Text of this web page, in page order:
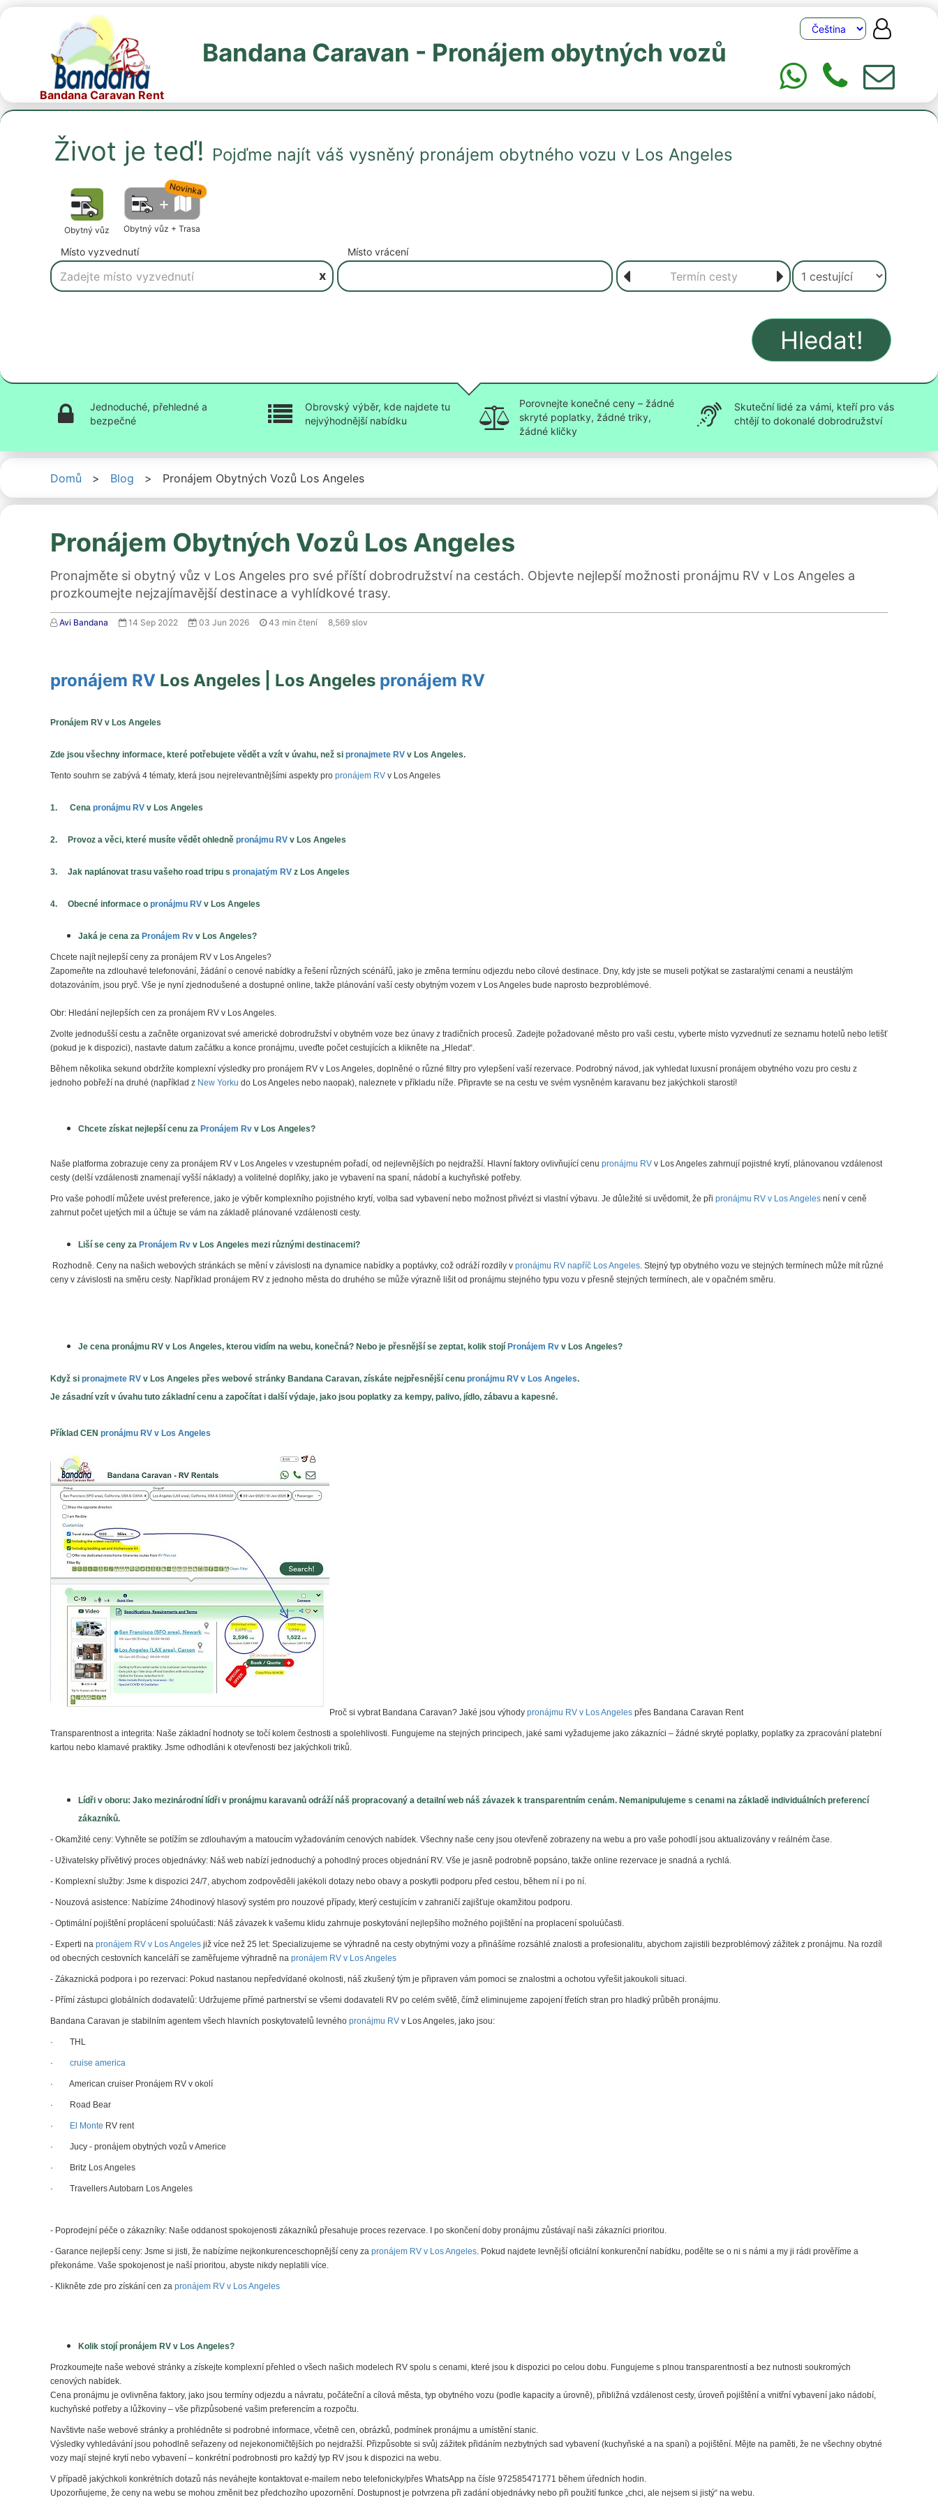
Bandana Caravan Rent
Bandana Caravan - Pronájem obytných vozů
Život je teď! Pojďme najít váš vysněný pronájem obytného vozu v Los Angeles
Obytný vůz
+
Novinka
Obytný vůz + Trasa
Místo vyzvednutí
x
Místo vrácení
Hledat!
Jednoduché, přehledné a
bezpečné
Obrovský výběr, kde najdete tu
nejvýhodnější nabídku
Porovnejte konečné ceny – žádné
skryté poplatky, žádné triky,
žádné kličky
Skuteční lidé za vámi, kteří pro vás
chtějí to dokonalé dobrodružství
Domů > Blog > Pronájem Obytných Vozů Los Angeles
Pronájem Obytných Vozů Los Angeles
Pronajměte si obytný vůz v Los Angeles pro své příští dobrodružství na cestách. Objevte nejlepší možnosti pronájmu RV v Los Angeles a
prozkoumejte nejzajímavější destinace a vyhlídkové trasy.
Avi Bandana 14 Sep 2022 03 Jun 2026 43 min čtení 8,569 slov
pronájem RV Los Angeles | Los Angeles pronájem RV
Pronájem RV v Los Angeles
Zde jsou všechny informace, které potřebujete vědět a vzít v úvahu, než si pronajmete RV v Los Angeles.
Tento souhrn se zabývá 4 tématy, která jsou nejrelevantnějšími aspekty pro pronájem RV v Los Angeles
1. Cena pronájmu RV v Los Angeles
2. Provoz a věci, které musíte vědět ohledně pronájmu RV v Los Angeles
3. Jak naplánovat trasu vašeho road tripu s pronajatým RV z Los Angeles
4. Obecné informace o pronájmu RV v Los Angeles
Jaká je cena za Pronájem Rv v Los Angeles?
Chcete najít nejlepší ceny za pronájem RV v Los Angeles?
Zapomeňte na zdlouhavé telefonování, žádání o cenové nabídky a řešení různých scénářů, jako je změna termínu odjezdu nebo cílové destinace. Dny, kdy jste se museli potýkat se zastaralými cenami a neustálým
dotazováním, jsou pryč. Vše je nyní zjednodušené a dostupné online, takže plánování vaší cesty obytným vozem v Los Angeles bude naprosto bezproblémové.
Obr: Hledání nejlepších cen za pronájem RV v Los Angeles.
Zvolte jednodušší cestu a začněte organizovat své americké dobrodružství v obytném voze bez únavy z tradičních procesů. Zadejte požadované město pro vaši cestu, vyberte místo vyzvednutí ze seznamu hotelů nebo letišť
(pokud je k dispozici), nastavte datum začátku a konce pronájmu, uveďte počet cestujících a klikněte na „Hledat“.
Během několika sekund obdržíte komplexní výsledky pro pronájem RV v Los Angeles, doplněné o různé filtry pro vylepšení vaší rezervace. Podrobný návod, jak vyhledat luxusní pronájem obytného vozu pro cestu z
jednoho pobřeží na druhé (například z New Yorku do Los Angeles nebo naopak), naleznete v příkladu níže. Připravte se na cestu ve svém vysněném karavanu bez jakýchkoli starostí!
Chcete získat nejlepší cenu za Pronájem Rv v Los Angeles?
Naše platforma zobrazuje ceny za pronájem RV v Los Angeles v vzestupném pořadí, od nejlevnějších po nejdražší. Hlavní faktory ovlivňující cenu pronájmu RV v Los Angeles zahrnují pojistné krytí, plánovanou vzdálenost
cesty (delší vzdálenosti znamenají vyšší náklady) a volitelné doplňky, jako je vybavení na spaní, nádobí a kuchyňské potřeby.
Pro vaše pohodlí můžete uvést preference, jako je výběr komplexního pojistného krytí, volba sad vybavení nebo možnost přivézt si vlastní výbavu. Je důležité si uvědomit, že při pronájmu RV v Los Angeles není v ceně
zahrnut počet ujetých mil a účtuje se vám na základě plánované vzdálenosti cesty.
Liší se ceny za Pronájem Rv v Los Angeles mezi různými destinacemi?
Rozhodně. Ceny na našich webových stránkách se mění v závislosti na dynamice nabídky a poptávky, což odráží rozdíly v pronájmu RV napříč Los Angeles. Stejný typ obytného vozu ve stejných termínech může mít různé
ceny v závislosti na směru cesty. Například pronájem RV z jednoho města do druhého se může výrazně lišit od pronájmu stejného typu vozu v přesně stejných termínech, ale v opačném směru.
Je cena pronájmu RV v Los Angeles, kterou vidím na webu, konečná? Nebo je přesnější se zeptat, kolik stojí Pronájem Rv v Los Angeles?
Když si pronajmete RV v Los Angeles přes webové stránky Bandana Caravan, získáte nejpřesnější cenu pronájmu RV v Los Angeles.
Je zásadní vzít v úvahu tuto základní cenu a započítat i další výdaje, jako jsou poplatky za kempy, palivo, jídlo, zábavu a kapesné.
Příklad CEN pronájmu RV v Los Angeles
Proč si vybrat Bandana Caravan? Jaké jsou výhody pronájmu RV v Los Angeles přes Bandana Caravan Rent
Transparentnost a integrita: Naše základní hodnoty se točí kolem čestnosti a spolehlivosti. Fungujeme na stejných principech, jaké sami vyžadujeme jako zákazníci – žádné skryté poplatky, poplatky za zpracování platební
kartou nebo klamavé praktiky. Jsme odhodláni k otevřenosti bez jakýchkoli triků.
Lídři v oboru: Jako mezinárodní lídři v pronájmu karavanů odráží náš propracovaný a detailní web náš závazek k transparentním cenám. Nemanipulujeme s cenami na základě individuálních preferencí
zákazníků.
- Okamžité ceny: Vyhněte se potížím se zdlouhavým a matoucím vyžadováním cenových nabídek. Všechny naše ceny jsou otevřeně zobrazeny na webu a pro vaše pohodlí jsou aktualizovány v reálném čase.
- Uživatelsky přívětivý proces objednávky: Náš web nabízí jednoduchý a pohodlný proces objednání RV. Vše je jasně podrobně popsáno, takže online rezervace je snadná a rychlá.
- Komplexní služby: Jsme k dispozici 24/7, abychom zodpověděli jakékoli dotazy nebo obavy a poskytli podporu před cestou, během ní i po ní.
- Nouzová asistence: Nabízíme 24hodinový hlasový systém pro nouzové případy, který cestujícím v zahraničí zajišťuje okamžitou podporu.
- Optimální pojištění proplácení spoluúčasti: Náš závazek k vašemu klidu zahrnuje poskytování nejlepšího možného pojištění na proplacení spoluúčasti.
- Experti na pronájem RV v Los Angeles již více než 25 let: Specializujeme se výhradně na cesty obytnými vozy a přinášíme rozsáhlé znalosti a profesionalitu, abychom zajistili bezproblémový zážitek z pronájmu. Na rozdíl
od obecných cestovních kanceláří se zaměřujeme výhradně na pronájem RV v Los Angeles
- Zákaznická podpora i po rezervaci: Pokud nastanou nepředvídané okolnosti, náš zkušený tým je připraven vám pomoci se znalostmi a ochotou vyřešit jakoukoli situaci.
- Přímí zástupci globálních dodavatelů: Udržujeme přímé partnerství se všemi dodavateli RV po celém světě, čímž eliminujeme zapojení třetích stran pro hladký průběh pronájmu.
Bandana Caravan je stabilním agentem všech hlavních poskytovatelů levného pronájmu RV v Los Angeles, jako jsou:
· THL
· cruise america
· American cruiser Pronájem RV v okolí
· Road Bear
· El Monte RV rent
· Jucy - pronájem obytných vozů v Americe
· Britz Los Angeles
· Travellers Autobarn Los Angeles
- Poprodejní péče o zákazníky: Naše oddanost spokojenosti zákazníků přesahuje proces rezervace. I po skončení doby pronájmu zůstávají naši zákazníci prioritou.
- Garance nejlepší ceny: Jsme si jisti, že nabízíme nejkonkurenceschopnější ceny za pronájem RV v Los Angeles. Pokud najdete levnější oficiální konkurenční nabídku, podělte se o ni s námi a my ji rádi prověříme a
překonáme. Vaše spokojenost je naší prioritou, abyste nikdy neplatili více.
- Klikněte zde pro získání cen za pronájem RV v Los Angeles
Kolik stojí pronájem RV v Los Angeles?
Prozkoumejte naše webové stránky a získejte komplexní přehled o všech našich modelech RV spolu s cenami, které jsou k dispozici po celou dobu. Fungujeme s plnou transparentností a bez nutnosti soukromých
cenových nabídek.
Cena pronájmu je ovlivněna faktory, jako jsou termíny odjezdu a návratu, počáteční a cílová města, typ obytného vozu (podle kapacity a úrovně), přibližná vzdálenost cesty, úroveň pojištění a vnitřní vybavení jako nádobí,
kuchyňské potřeby a lůžkoviny – vše přizpůsobené vašim preferencím a rozpočtu.
Navštivte naše webové stránky a prohlédněte si podrobné informace, včetně cen, obrázků, podmínek pronájmu a umístění stanic.
Výsledky vyhledávání jsou pohodlně seřazeny od nejekonomičtějších po nejdražší. Přizpůsobte si svůj zážitek přidáním nezbytných sad vybavení (kuchyňské a na spaní) a pojištění. Mějte na paměti, že ne všechny obytné
vozy mají stejné krytí nebo vybavení – konkrétní podrobnosti pro každý typ RV jsou k dispozici na webu.
V případě jakýchkoli konkrétních dotazů nás neváhejte kontaktovat e-mailem nebo telefonicky/přes WhatsApp na čísle 972585471771 během úředních hodin.
Upozorňujeme, že ceny na webu se mohou změnit bez předchozího upozornění. Dostupnost je potvrzena při zadání objednávky nebo při použití funkce „chci, ale nejsem si jistý“ na webu.